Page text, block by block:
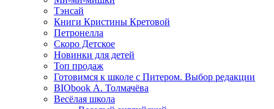
Тэнсай
Книги Кристины Кретовой
Петронелла
Скоро Детское
Новинки для детей
Топ продаж
Готовимся к школе с Питером. Выбор редакции
BIObook А. Толмачёва
Весёлая школа